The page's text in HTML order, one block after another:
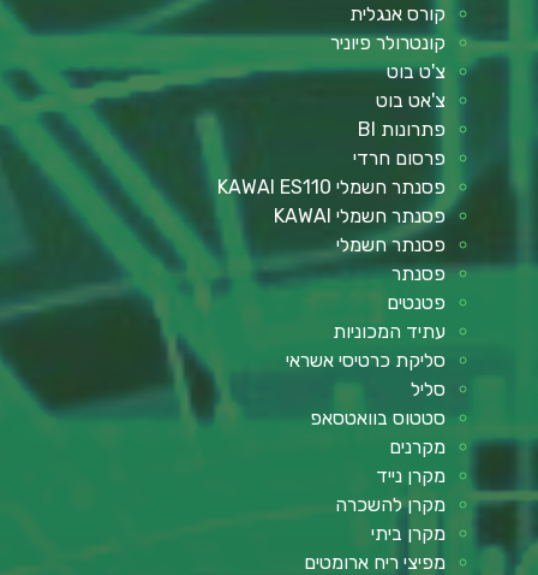
קורס אנגלית
קונטרולר פיוניר
צ'ט בוט
צ'אט בוט
פתרונות BI
פרסום חרדי
פסנתר חשמלי KAWAI ES110
פסנתר חשמלי KAWAI
פסנתר חשמלי
פסנתר
פטנטים
עתיד המכוניות
סליקת כרטיסי אשראי
סליל
סטטוס בוואטסאפ
מקרנים
מקרן נייד
מקרן להשכרה
מקרן ביתי
מפיצי ריח ארומטים